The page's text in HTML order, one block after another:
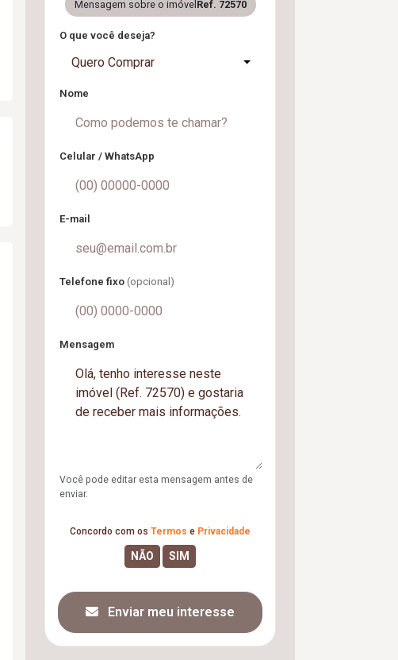
Mensagem sobre o imóvel Ref. 72570
O que você deseja?
Quero Comprar
Nome
Celular / WhatsApp
E-mail
Telefone fixo (opcional)
Mensagem
Você pode editar esta mensagem antes de
enviar.
Concordo com os Termos e Privacidade
Enviar meu interesse